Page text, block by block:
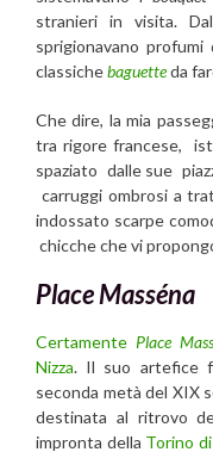
stranieri in visita.
sprigionavano
classichebaguetteda
Che dire, la mia
tra rigore francese,
spaziato dalle sue
carruggi ombrosi a
indossato scarpe
chicche che vi
Place Masséna
Certamente Place
Nizza. Il suo artefice
seconda metà del XIX
destinata al ritrovo
impronta della Torino